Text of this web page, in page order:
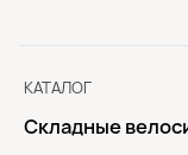
КАТАЛОГ
Складные